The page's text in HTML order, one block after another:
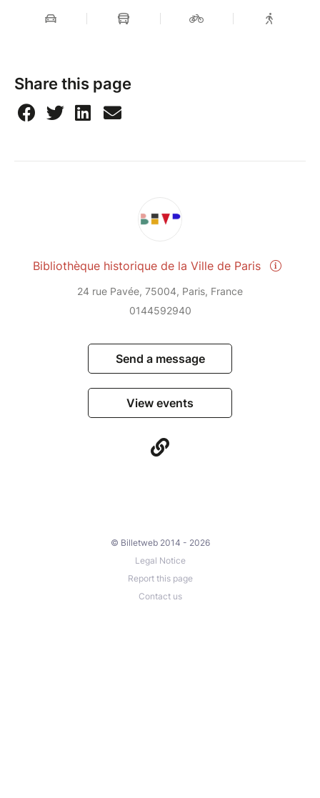
Share this page
Bibliothèque historique de la Ville de Paris
24 rue Pavée, 75004, Paris, France
0144592940
Send a message
View events
© Billetweb 2014 - 2026
Legal Notice
Report this page
Contact us